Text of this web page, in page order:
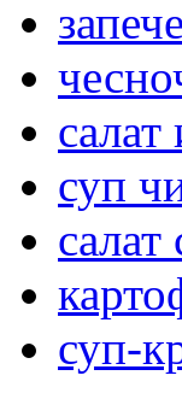
суп
суп-